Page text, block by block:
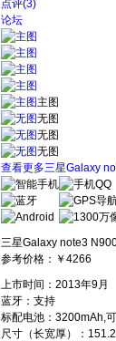
点评(3)
论坛
主图
无图
无图
无图
查看更多三星Galaxy
三星Galaxy note3
参考价格： ￥4266
上市时间：2013年9月
蓝牙：支持
标配电池：3200mAh,
尺寸（长宽厚）：